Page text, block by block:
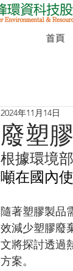
首頁
廢塑
2024年11月14日
根據環境
噸在國內使
隨著塑膠製品
效減少塑膠廢
文將探討透過
方案。